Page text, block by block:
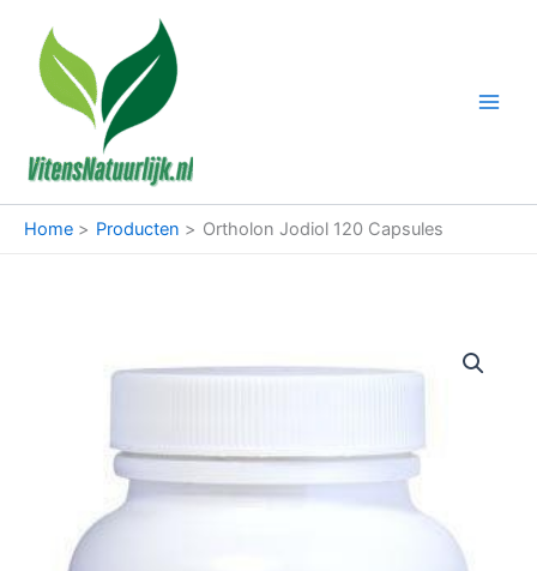
inhoud
Home Producten Ortholon Jodiol 120 Capsules